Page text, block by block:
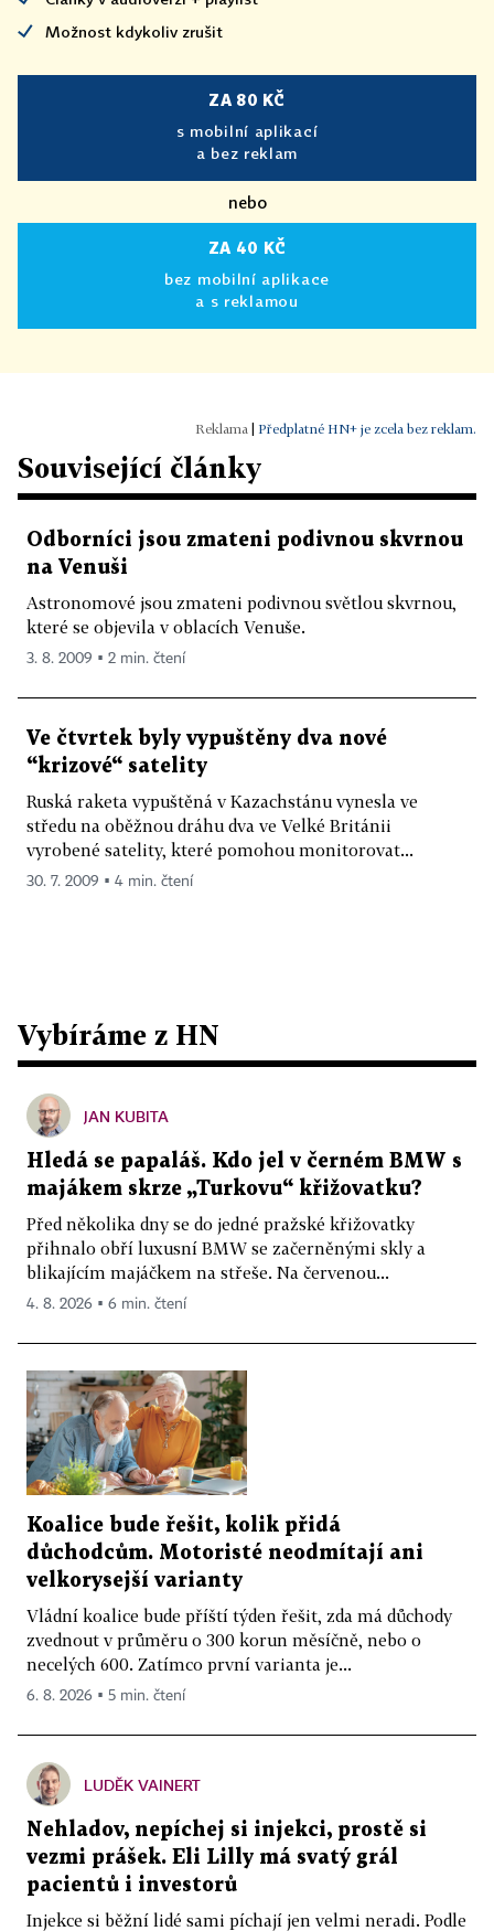
Možnost kdykoliv zrušit
ZA 80 KČ
s mobilní aplikací
a bez reklam
nebo
ZA 40 KČ
bez mobilní aplikace
a s reklamou
Předplatné HN+ je zcela bez reklam.
Související články
Odborníci jsou zmateni podivnou skvrnou
na Venuši
Astronomové jsou zmateni podivnou světlou skvrnou,
které se objevila v oblacích Venuše.
3. 8. 2009 ▪ 2 min. čtení
Ve čtvrtek byly vypuštěny dva nové
“krizové“ satelity
Ruská raketa vypuštěná v Kazachstánu vynesla ve
středu na oběžnou dráhu dva ve Velké Británii
vyrobené satelity, které pomohou monitorovat...
30. 7. 2009 ▪ 4 min. čtení
Vybíráme z HN
JAN KUBITA
Hledá se papaláš. Kdo jel v černém BMW s
majákem skrze „Turkovu“ křižovatku?
Před několika dny se do jedné pražské křižovatky
přihnalo obří luxusní BMW se začerněnými skly a
blikajícím majáčkem na střeše. Na červenou...
4. 8. 2026 ▪ 6 min. čtení
Koalice bude řešit, kolik přidá
důchodcům. Motoristé neodmítají ani
velkorysejší varianty
Vládní koalice bude příští týden řešit, zda má důchody
zvednout v průměru o 300 korun měsíčně, nebo o
necelých 600. Zatímco první varianta je...
6. 8. 2026 ▪ 5 min. čtení
LUDĚK VAINERT
Nehladov, nepíchej si injekci, prostě si
vezmi prášek. Eli Lilly má svatý grál
pacientů i investorů
Injekce si běžní lidé sami píchají jen velmi neradi. Podle